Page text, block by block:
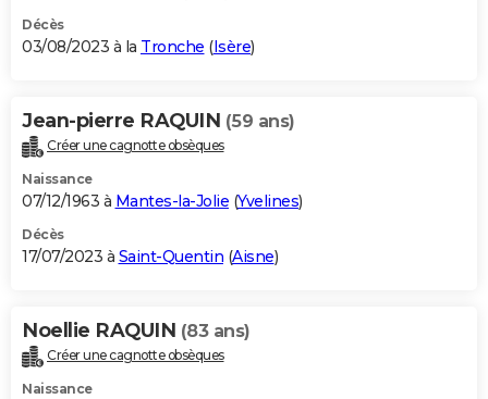
Décès
03/08/2023 à la Tronche (Isère)
Jean-pierre RAQUIN (59 ans)
Créer une cagnotte obsèques
Naissance
07/12/1963 à Mantes-la-Jolie (Yvelines)
Décès
17/07/2023 à Saint-Quentin (Aisne)
Noellie RAQUIN (83 ans)
Créer une cagnotte obsèques
Naissance